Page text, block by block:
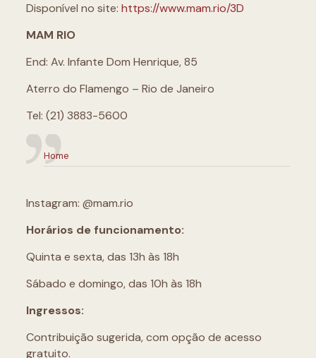
Disponível no site: https://www.mam.rio/3D
MAM RIO
End: Av. Infante Dom Henrique, 85
Aterro do Flamengo – Rio de Janeiro
Tel: (21) 3883-5600
Home
Instagram: @mam.rio
Horários de funcionamento:
Quinta e sexta, das 13h às 18h
Sábado e domingo, das 10h às 18h
Ingressos:
Contribuição sugerida, com opção de acesso
gratuito.